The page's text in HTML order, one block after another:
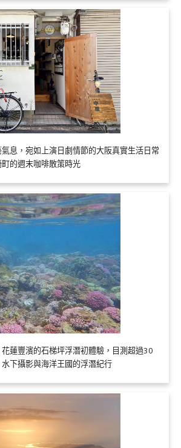
息，宛如上演日劇情節的大阪真實生活日常
町的週末咖啡散策時光
蓮豐濱的石梯坪浮潛初體驗，目測超過30
下攝影與海洋王國的浮潛紀行